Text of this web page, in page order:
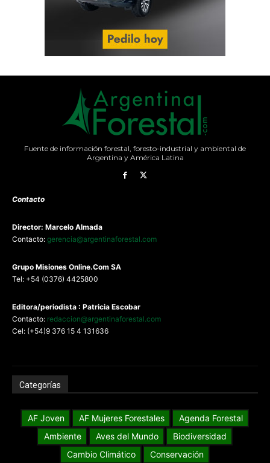
Fuente de información forestal, foresto-industrial y ambiental de
Argentina y América Latina
Contacto
Director: Marcelo Almada
Contacto: gerencia@argentinaforestal.com
Grupo Misiones Online.Com SA
Tel: +54 (0376) 4425800
Editora/periodista : Patricia Escobar
Contacto: redaccion@argentinaforestal.com
Cel: (+54)9 376 15 4 131636
Categorías
AF Joven AF Mujeres Forestales
Agenda Forestal
Ambiente
Aves del Mundo
Biodiversidad
Cambio Climático
Conservación